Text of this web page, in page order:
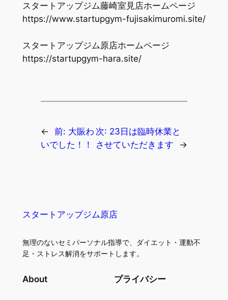
スタートアップジム藤崎室見店ホームページ
https://www.startupgym-fujisakimuromi.site/
スタートアップジム原店ホームページ
https://startupgym-hara.site/
← 前: 大賑わ
いでした！！
次: 23日は臨時休業と
させていただきます
→
スタートアップジム原店
無理のないセミパーソナル指導で、ダイエット・運動不
足・ストレス解消をサポートします。
About プライバシー